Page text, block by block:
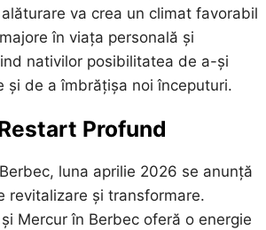
va crea un climat favorabil
în viața personală și
nativilor posibilitatea de a-și
și de a îmbrățișa noi începuturi.
Profund
luna aprilie 2026 se anunță
revitalizare și transformare.
Mercur în Berbec oferă o energie